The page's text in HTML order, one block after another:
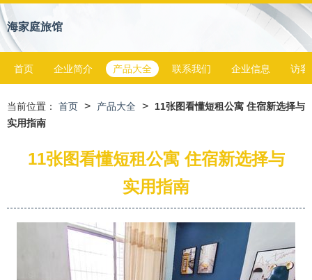
海家庭旅馆
首页 企业简介 产品大全 联系我们 企业信息 访客
当前位置： 首页 > 产品大全 >
11张图看懂短租公寓 住宿新选择与
实用指南
11张图看懂短租公寓 住宿新选择与
实用指南